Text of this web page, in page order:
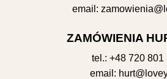
email:
ZAMÓWIENIA
tel.: +48 720 801
email: